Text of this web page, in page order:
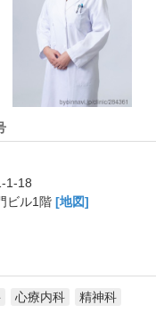
1-18
ビル1階 [地図]
心療内科 精神科